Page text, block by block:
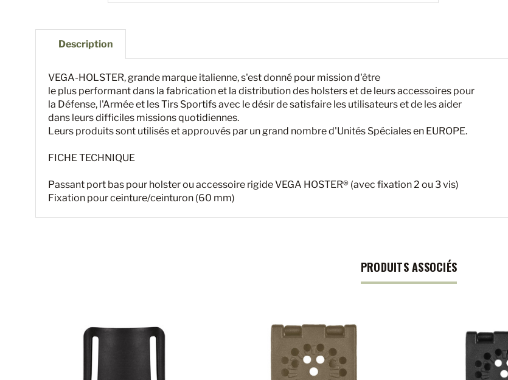
Description
VEGA-HOLSTER, grande marque italienne, s'est donné pour mission d'être
le plus performant dans la fabrication et la distribution des holsters et de leurs accessoires pour
la Défense, l'Armée et les Tirs Sportifs avec le désir de satisfaire les utilisateurs et de les aider
dans leurs difficiles missions quotidiennes.
Leurs produits sont utilisés et approuvés par un grand nombre d'Unités Spéciales en EUROPE.
FICHE TECHNIQUE
Passant port bas pour holster ou accessoire rigide VEGA HOSTER® (avec fixation 2 ou 3 vis)
Fixation pour ceinture/ceinturon (60 mm)
PRODUITS ASSOCIÉS